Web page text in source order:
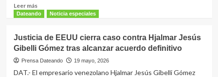
celebra
a
familia
venezolana:
valor
Leer másLeer
más
y
Respaldo:
Guía
Completa
Dateando Noticia especiales
Justicia de EEUU cierra caso contra Hjalmar Jesús
Gibelli Gómez tras alcanzar acuerdo definitivo
Prensa Dateando 19 mayo, 2026
DAT.- El empresario venezolano Hjalmar Jesús Gibelli Gómez